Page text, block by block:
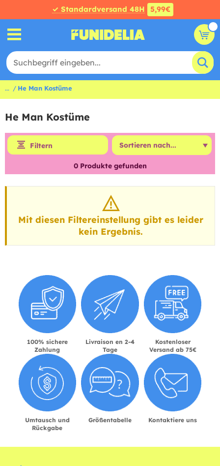
✓ Standardversand 48H 5,99€
... He Man Kostüme
He Man Kostüme
Filtern
0Produkte gefunden
Mit diesen Filtereinstellung gibt es leider
kein Ergebnis.
100% sichere
Zahlung
Livraison en 2-4
Tage
Kostenloser
Versand ab 75€
Umtausch und
Rückgabe
Größentabelle Kontaktiere uns